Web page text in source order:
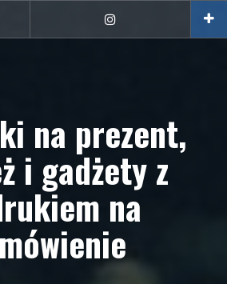
Instagram
na prezent,
i gadżety z
na